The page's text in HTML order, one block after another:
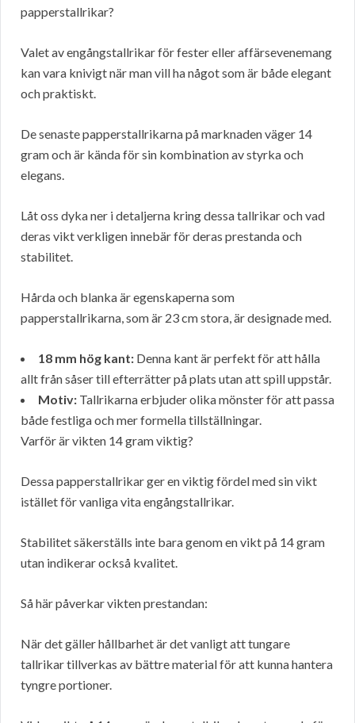
papperstallrikar?
Valet av engångstallrikar för fester eller affärsevenemang
kan vara knivigt när man vill ha något som är både elegant
och praktiskt.
De senaste papperstallrikarna på marknaden väger 14
gram och är kända för sin kombination av styrka och
elegans.
Låt oss dyka ner i detaljerna kring dessa tallrikar och vad
deras vikt verkligen innebär för deras prestanda och
stabilitet.
Hårda och blanka är egenskaperna som
papperstallrikarna, som är 23 cm stora, är designade med.
18 mm hög kant: Denna kant är perfekt för att hålla
allt från såser till efterrätter på plats utan att spill uppstår.
Motiv: Tallrikarna erbjuder olika mönster för att passa
både festliga och mer formella tillställningar.
Varför är vikten 14 gram viktig?
Dessa papperstallrikar ger en viktig fördel med sin vikt
istället för vanliga vita engångstallrikar.
Stabilitet säkerställs inte bara genom en vikt på 14 gram
utan indikerar också kvalitet.
Så här påverkar vikten prestandan:
När det gäller hållbarhet är det vanligt att tungare
tallrikar tillverkas av bättre material för att kunna hantera
tyngre portioner.